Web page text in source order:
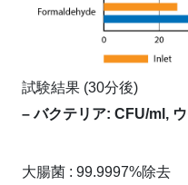
試験結果 (30分後)
– バクテリア: CFU/ml,
大腸菌 : 99.9997%除去